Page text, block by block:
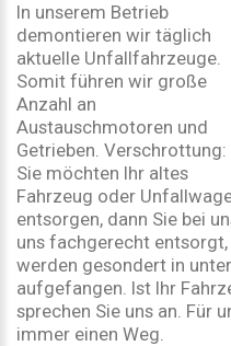
In unserem Betrieb
demontieren wir täglich
aktuelle Unfallfahrzeuge.
Somit führen wir große
Anzahl an
Austauschmotoren und
Getrieben. Verschrottung:
Sie möchten Ihr altes
Fahrzeug oder
entsorgen, dann Sie bei
uns fachgerecht
werden gesondert in
aufgefangen. Ist Ihr
sprechen Sie uns an. Für
immer einen Weg.